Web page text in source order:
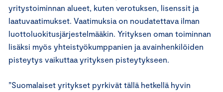
yritystoiminnan alueet, kuten verotuksen, lisenssit ja
laatuvaatimukset. Vaatimuksia on noudatettava ilman
luottoluokitusjärjestelmääkin. Yrityksen oman toiminnan
lisäksi myös yhteistyökumppanien ja avainhenkilöiden
pisteytys vaikuttaa yrityksen pisteytykseen.
”Suomalaiset yritykset pyrkivät tällä hetkellä hyvin